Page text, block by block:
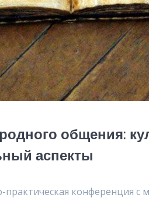
общения:
аспекты
практическая конференция